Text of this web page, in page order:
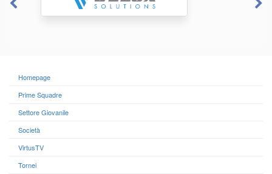
Homepage
Prime Squadre
Settore Giovanile
Società
VirtusTV
Tornei